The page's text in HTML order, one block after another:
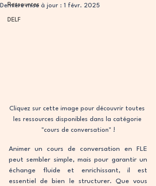
Ressources
DELF
Dernière mise à jour : 1 févr. 2025
Cliquez sur cette image pour découvrir toutes
les ressources disponibles dans la catégorie
"cours de conversation" !
Animer un cours de conversation en FLE
peut sembler simple, mais pour garantir un
échange fluide et enrichissant, il est
essentiel de bien le structurer. Que vous